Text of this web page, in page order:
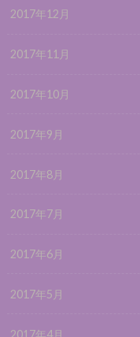
2017年12月
2017年11月
2017年10月
2017年9月
2017年8月
2017年7月
2017年6月
2017年5月
2017年4月